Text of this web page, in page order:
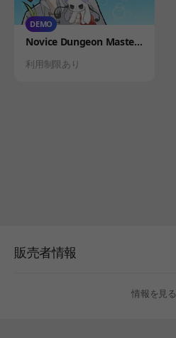
DEMO
Product
Novice Dungeon Master
Status
利用制限あり
販売者情報
情報を見る